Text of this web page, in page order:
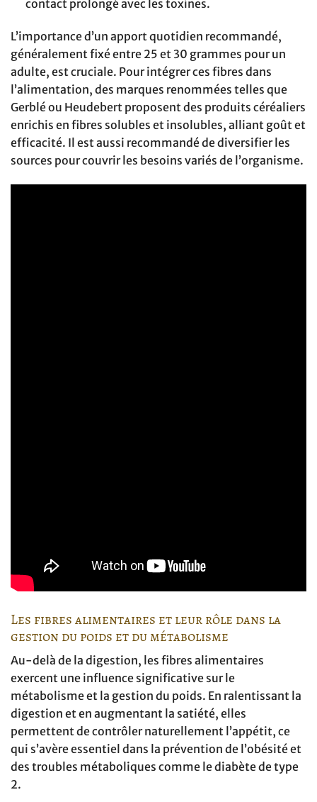
contact prolongé avec les toxines.
L’importance d’un apport quotidien recommandé,
généralement fixé entre 25 et 30 grammes pour un
adulte, est cruciale. Pour intégrer ces fibres dans
l’alimentation, des marques renommées telles que
Gerblé ou Heudebert proposent des produits céréaliers
enrichis en fibres solubles et insolubles, alliant goût et
efficacité. Il est aussi recommandé de diversifier les
sources pour couvrir les besoins variés de l’organisme.
Les fibres alimentaires et leur rôle dans la
gestion du poids et du métabolisme
Au-delà de la digestion, les fibres alimentaires
exercent une influence significative sur le
métabolisme et la gestion du poids. En ralentissant la
digestion et en augmentant la satiété, elles
permettent de contrôler naturellement l’appétit, ce
qui s’avère essentiel dans la prévention de l’obésité et
des troubles métaboliques comme le diabète de type
2.